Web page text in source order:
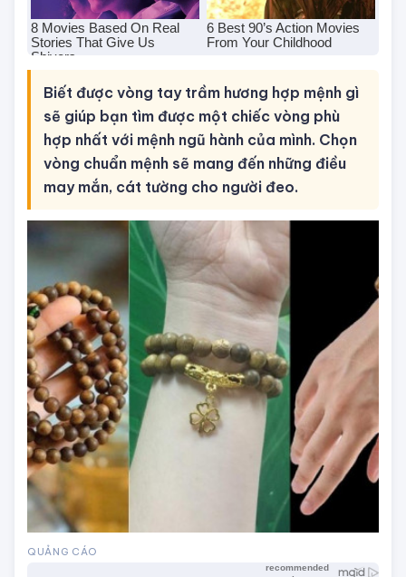
Biết được vòng tay trầm hương hợp mệnh gì
sẽ giúp bạn tìm được một chiếc vòng phù
hợp nhất với mệnh ngũ hành của mình. Chọn
may mắn, cát tường cho người đeo.